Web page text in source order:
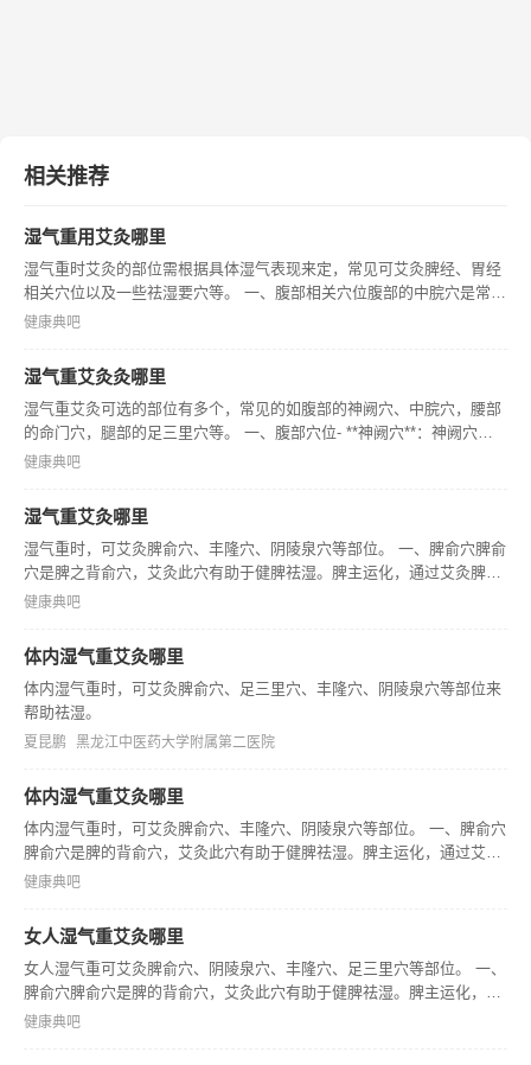
相关推荐
湿气重用艾灸哪里
湿气重时艾灸的部位需根据具体湿气表现来定，常见可艾灸脾经、胃经
相关穴位以及一些祛湿要穴等。 一、腹部相关穴位腹部的中脘穴是常用
祛湿艾灸部位，中脘穴属任脉，艾灸中脘穴有助于调理脾胃，促进脾胃
腿部
健康典吧
湿气重艾灸灸哪里
湿气重艾灸可选的部位有多个，常见的如腹部的神阙穴、中脘穴，腰部
的命门穴，腿部的足三里穴等。 一、腹部穴位- **神阙穴**：神阙穴位
于肚脐中央，艾灸神阙穴有助于调节脾胃功能，促进湿气的运化。脾胃
健康典吧
湿气重艾灸哪里
湿气重时，可艾灸脾俞穴、丰隆穴、阴陵泉穴等部位。 一、脾俞穴脾俞
穴是脾之背俞穴，艾灸此穴有助于健脾祛湿。脾主运化，通过艾灸脾俞
穴能增强脾脏运化水湿的功能，改善湿气重导致的消化不良、身体困重
健康典吧
体内湿气重艾灸哪里
体内湿气重时，可艾灸脾俞穴、足三里穴、丰隆穴、阴陵泉穴等部位来
帮助祛湿。
夏昆鹏 黑龙江中医药大学附属第二医院
体内湿气重艾灸哪里
体内湿气重时，可艾灸脾俞穴、丰隆穴、阴陵泉穴等部位。 一、脾俞穴
脾俞穴是脾的背俞穴，艾灸此穴有助于健脾祛湿。脾主运化，通过艾灸
脾俞穴可增强脾的运化功能，促进体内水湿的代谢。 二、丰隆穴。
健康典吧
女人湿气重艾灸哪里
女人湿气重可艾灸脾俞穴、阴陵泉穴、丰隆穴、足三里穴等部位。 一、
脾俞穴脾俞穴是脾的背俞穴，艾灸此穴有助于健脾祛湿。脾主运化，艾
灸脾俞穴可增强脾的运化功能，促进体内水湿代谢。 二、阴陵泉穴。
健康典吧